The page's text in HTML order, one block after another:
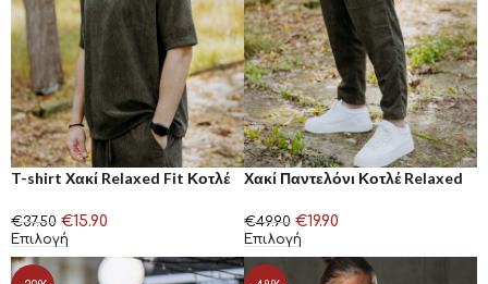
T-shirt Χακί Relaxed Fit Κοτλέ
€37.50 €15.90
Επιλογή
Χακί Παντελόνι Κοτλέ Relaxed
€49.90 €19.90
Επιλογή